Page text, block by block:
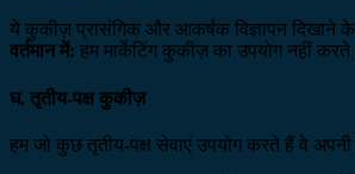
ये कुकीज़ प्रासंगिक और आकर्षक विज्ञापन दिखाने
वर्तमान में: हम मार्केटिंग कुकीज़ का उपयोग नहीं
घ. तृतीय-पक्ष कुकीज़
हम जो कुछ तृतीय-पक्ष सेवाएं उपयोग करते हैं वे